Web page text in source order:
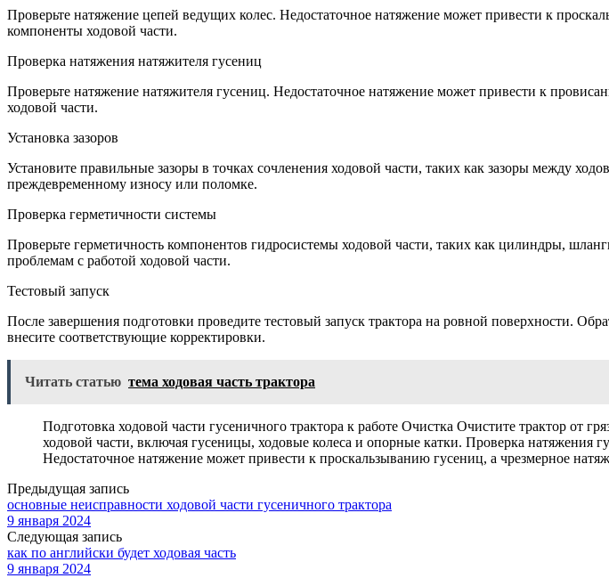
Проверьте натяжение цепей ведущих колес. Недостаточное натяжение может привести к
компоненты ходовой части.
Проверка натяжения натяжителя гусениц
Проверьте натяжение натяжителя гусениц. Недостаточное натяжение может привести к
ходовой части.
Установка зазоров
Установите правильные зазоры в точках сочленения ходовой части, таких как зазоры между
преждевременному износу или поломке.
Проверка герметичности системы
Проверьте герметичность компонентов гидросистемы ходовой части, таких как цилиндры,
проблемам с работой ходовой части.
Тестовый запуск
После завершения подготовки проведите тестовый запуск трактора на ровной поверхности.
внесите соответствующие корректировки.
Читать статью тема ходовая часть трактора
Подготовка ходовой части гусеничного трактора к работе Очистка Очистите трактор от
ходовой части, включая гусеницы, ходовые колеса и опорные катки. Проверка натяжения
Недостаточное натяжение может привести к проскальзыванию гусениц, а чрезмерное
Предыдущая запись
основные неисправности ходовой части гусеничного трактора
9 января 2024
Следующая запись
как по английски будет ходовая часть
9 января 2024